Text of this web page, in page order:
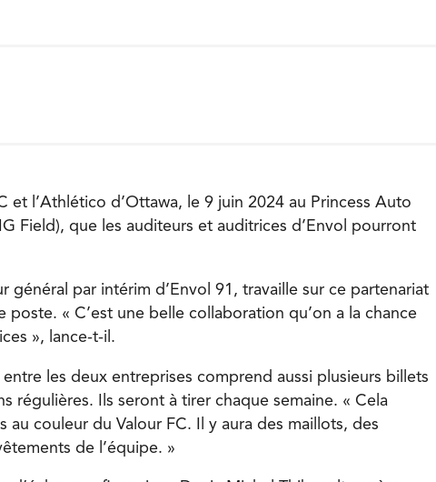
et l’Athlético d’Ottawa, le 9 juin 2024 au Princess Auto
Field), que les auditeurs et auditrices d’Envol pourront
général par intérim d’Envol 91, travaille sur ce partenariat
poste. « C’est une belle collaboration qu’on a la chance
», lance-t-il.
les deux entreprises comprend aussi plusieurs billets
régulières. Ils seront à tirer chaque semaine. « Cela
au couleur du Valour FC. Il y aura des maillots, des
de l’équipe. »